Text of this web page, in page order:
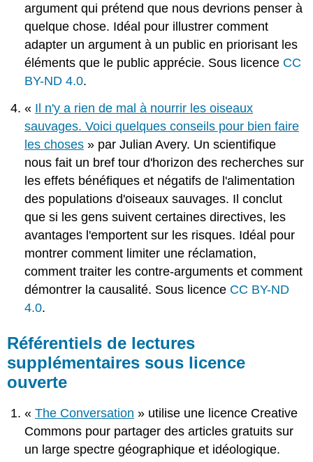
argument qui prétend que nous devrions penser à
quelque chose. Idéal pour illustrer comment
adapter un argument à un public en priorisant les
éléments que le public apprécie. Sous licence CC
BY-ND 4.0.
« Il n'y a rien de mal à nourrir les oiseaux
sauvages. Voici quelques conseils pour bien faire
les choses » par Julian Avery. Un scientifique
nous fait un bref tour d'horizon des recherches sur
les effets bénéfiques et négatifs de l'alimentation
des populations d'oiseaux sauvages. Il conclut
que si les gens suivent certaines directives, les
avantages l'emportent sur les risques. Idéal pour
montrer comment limiter une réclamation,
comment traiter les contre-arguments et comment
démontrer la causalité. Sous licence CC BY-ND
4.0.
Référentiels de lectures
supplémentaires sous licence
ouverte
«The Conversation » utilise une licence Creative
Commons pour partager des articles gratuits sur
un large spectre géographique et idéologique.